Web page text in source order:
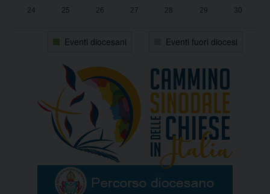
24 25 26 27 28 29 30
Eventi diocesani Eventi fuori diocesi